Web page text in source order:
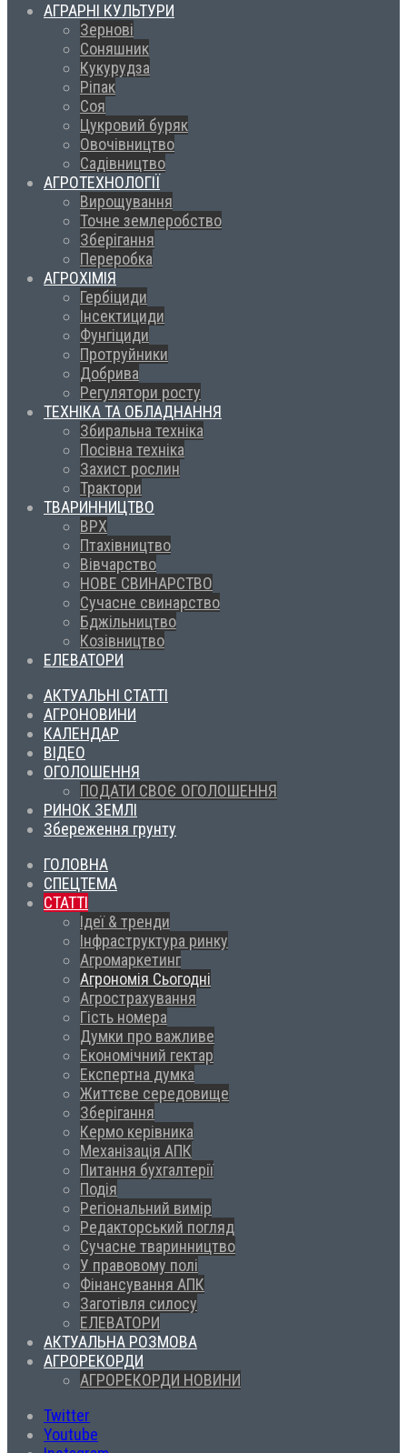
АГРАРНІ КУЛЬТУРИ
Зернові
Соняшник
Кукурудза
Ріпак
Соя
Цукровий буряк
Овочівництво
Садівництво
АГРОТЕХНОЛОГІЇ
Вирощування
Точне землеробство
Зберігання
Переробка
АГРОХІМІЯ
Гербіциди
Інсектициди
Фунгіциди
Протруйники
Добрива
Регулятори росту
ТЕХНІКА ТА ОБЛАДНАННЯ
Збиральна техніка
Посівна техніка
Захист рослин
Трактори
ТВАРИННИЦТВО
ВРХ
Птахівництво
Вівчарство
НОВЕ СВИНАРСТВО
Сучасне свинарство
Бджільництво
Козівництво
ЕЛЕВАТОРИ
АКТУАЛЬНІ СТАТТІ
АГРОНОВИНИ
КАЛЕНДАР
ВІДЕО
ОГОЛОШЕННЯ
ПОДАТИ СВОЄ ОГОЛОШЕННЯ
РИНОК ЗЕМЛІ
Збереження грунту
ГОЛОВНА
СПЕЦТЕМА
СТАТТІ
Ідеї & тренди
Інфраструктура ринку
Агромаркетинг
Агрономія Сьогодні
Агрострахування
Гість номера
Думки про важливе
Економічний гектар
Експертна думка
Життєве середовище
Зберігання
Кермо керівника
Механізація АПК
Питання бухгалтерії
Подія
Регіональний вимір
Редакторський погляд
Сучасне тваринництво
У правовому полі
Фінансування АПК
Заготівля силосу
ЕЛЕВАТОРИ
АКТУАЛЬНА РОЗМОВА
АГРОРЕКОРДИ
АГРОРЕКОРДИ НОВИНИ
Twitter
Youtube